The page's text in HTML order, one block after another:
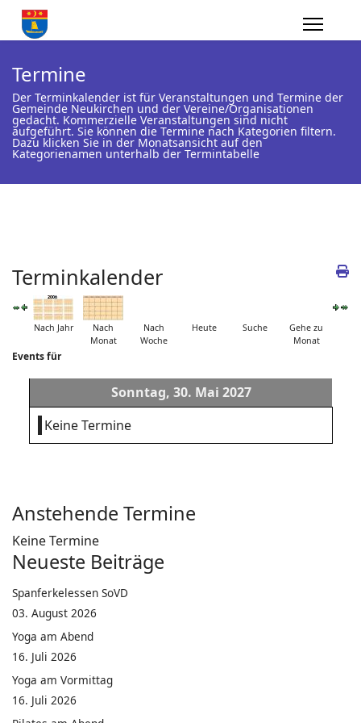
Termine
Der Terminkalender ist für Veranstaltungen und Termine der
Gemeinde Neukirchen und der Vereine/Organisationen
gedacht. Kommerzielle Veranstaltungen sind nicht
aufgeführt. Sie können die Termine nach Kategorien filtern.
Dazu klicken Sie in der Monatsansicht auf den
Kategorienamen unterhalb der Termintabelle
Terminkalender
Nach Jahr
Nach
Monat
Nach
Woche
Heute Suche
Gehe zu
Monat
Events für
Sonntag, 30. Mai 2027
Keine Termine
Anstehende Termine
Keine Termine
Neueste Beiträge
Spanferkelessen SoVD
03. August 2026
Yoga am Abend
16. Juli 2026
Yoga am Vormittag
16. Juli 2026